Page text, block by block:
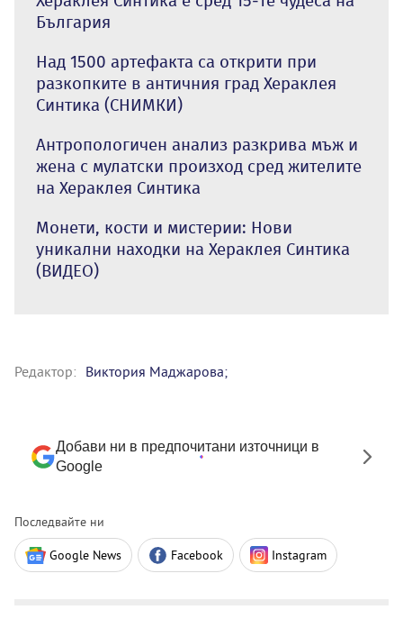
България
Над 1500 артефакта са открити при
разкопките в античния град Хераклея
Синтика (СНИМКИ)
Антропологичен анализ разкрива мъж и
жена с мулатски произход сред жителите
на Хераклея Синтика
Монети, кости и мистерии: Нови
уникални находки на Хераклея Синтика
(ВИДЕО)
Редактор: Виктория Маджарова;
Добави ни в предпочитани източници в
Google
Последвайте ни
Google News Facebook Instagram